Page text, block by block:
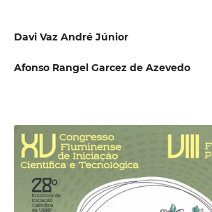
Davi Vaz André Júnior
Afonso Rangel Garcez de Azevedo